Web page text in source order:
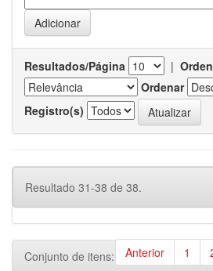
Resultados/Página |
Ordenar
Registro(s)
Resultado 31-38 de 38.
Anterior 1
Conjunto de itens: